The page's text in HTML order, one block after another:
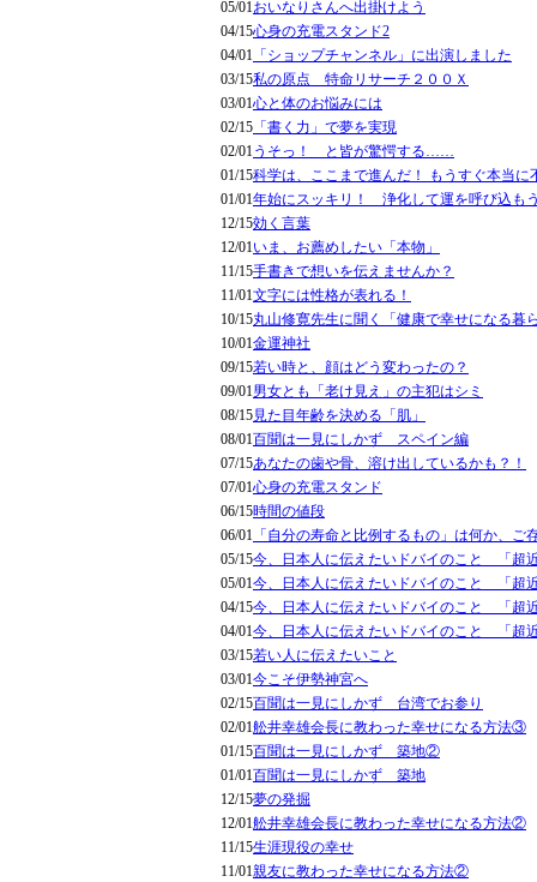
05/01おいなりさんへ出掛けよう
04/15心身の充電スタンド2
04/01 「ショップチャンネル」に出演しました
03/15私の原点 特命リサーチ２００Ｘ
03/01心と体のお悩みには
02/15 「書く力」で夢を実現
02/01うそっ！ と皆が驚愕する……
01/15科学は、ここまで進んだ！ もうすぐ本当に
01/01年始にスッキリ！ 浄化して運を呼び込も
12/15効く言葉
12/01いま、お薦めしたい「本物」
11/15手書きで想いを伝えませんか？
11/01文字には性格が表れる！
10/15丸山修寛先生に聞く「健康で幸せになる暮
10/01金運神社
09/15若い時と、顔はどう変わったの？
09/01男女とも「老け見え」の主犯はシミ
08/15見た目年齢を決める「肌」
08/01百聞は一見にしかず スペイン編
07/15あなたの歯や骨、溶け出しているかも？！
07/01心身の充電スタンド
06/15時間の値段
06/01 「自分の寿命と比例するもの」は何か、ご
05/15今、日本人に伝えたいドバイのこと 「超
05/01今、日本人に伝えたいドバイのこと 「超
04/15今、日本人に伝えたいドバイのこと 「超
04/01今、日本人に伝えたいドバイのこと 「超
03/15若い人に伝えたいこと
03/01今こそ伊勢神宮へ
02/15百聞は一見にしかず 台湾でお参り
02/01舩井幸雄会長に教わった幸せになる方法③
01/15百聞は一見にしかず 築地②
01/01百聞は一見にしかず 築地
12/15夢の発掘
12/01舩井幸雄会長に教わった幸せになる方法②
11/15生涯現役の幸せ
11/01親友に教わった幸せになる方法②